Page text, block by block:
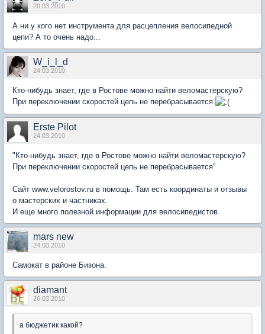
20.03.2010
А ни у кого нет инструмента для расцепления велосипедной
цепи? А то очень надо...
W_i_l_d
24.03.2010
Кто-нибудь знает, где в Ростове можно найти веломастерскую?
При переключении скоростей цепь не перебрасывается
Erste Pilot
24.03.2010
"Кто-нибудь знает, где в Ростове можно найти веломастерскую?
При переключении скоростей цепь не перебрасывается"
Сайт www.velorostov.ru в помощь. Там есть координаты и отзывы
о мастерских и частниках.
И еще много полезной информации для велосипедистов.
mars new
24.03.2010
Самокат в районе Бизона.
diamant
26.03.2010
а бюджетик какой?